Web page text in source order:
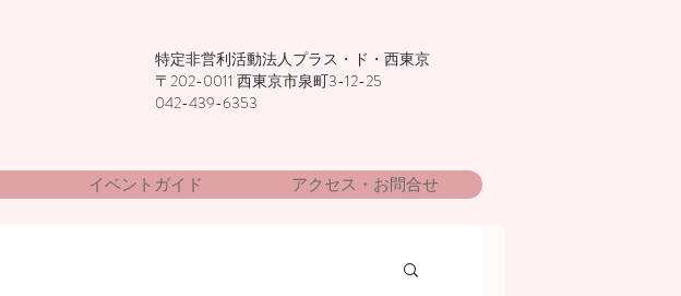
特定非営利活動法人プラス・ド・西東京
〒202-0011 西東京市泉町3-12-25
042-439-6353
イベントガイド アクセス・お問合せ